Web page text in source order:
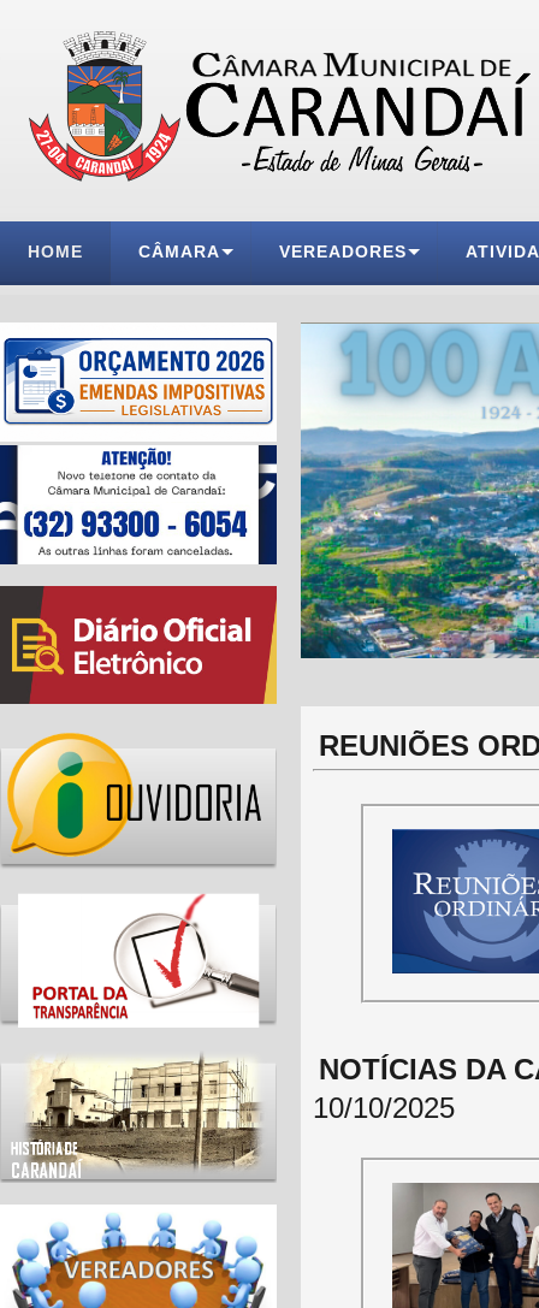
HOME CÂMARA VEREADORES
REUNIÕES
NOTÍCIAS DA
10/10/2025